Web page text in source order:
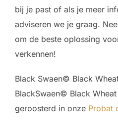
bij je past of als je meer
adviseren we je graag.
om de beste oplossing
verkennen!
Black Swaen© Black
BlackSwaen© Black
geroosterd in onze Probat